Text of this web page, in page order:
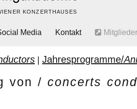
KONZERTHAUSES
Media Kontakt Mitglieder
| Jahresprogramme/
von / concerts